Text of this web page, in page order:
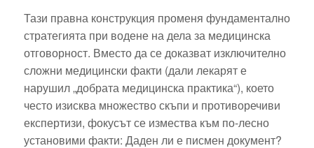
Тази правна конструкция променя фундаментално
стратегията при водене на дела за медицинска
отговорност. Вместо да се доказват изключително
сложни медицински факти (дали лекарят е
нарушил „добрата медицинска практика“), което
често изисква множество скъпи и противоречиви
експертизи, фокусът се измества към по-лесно
установими факти: Даден ли е писмен документ?